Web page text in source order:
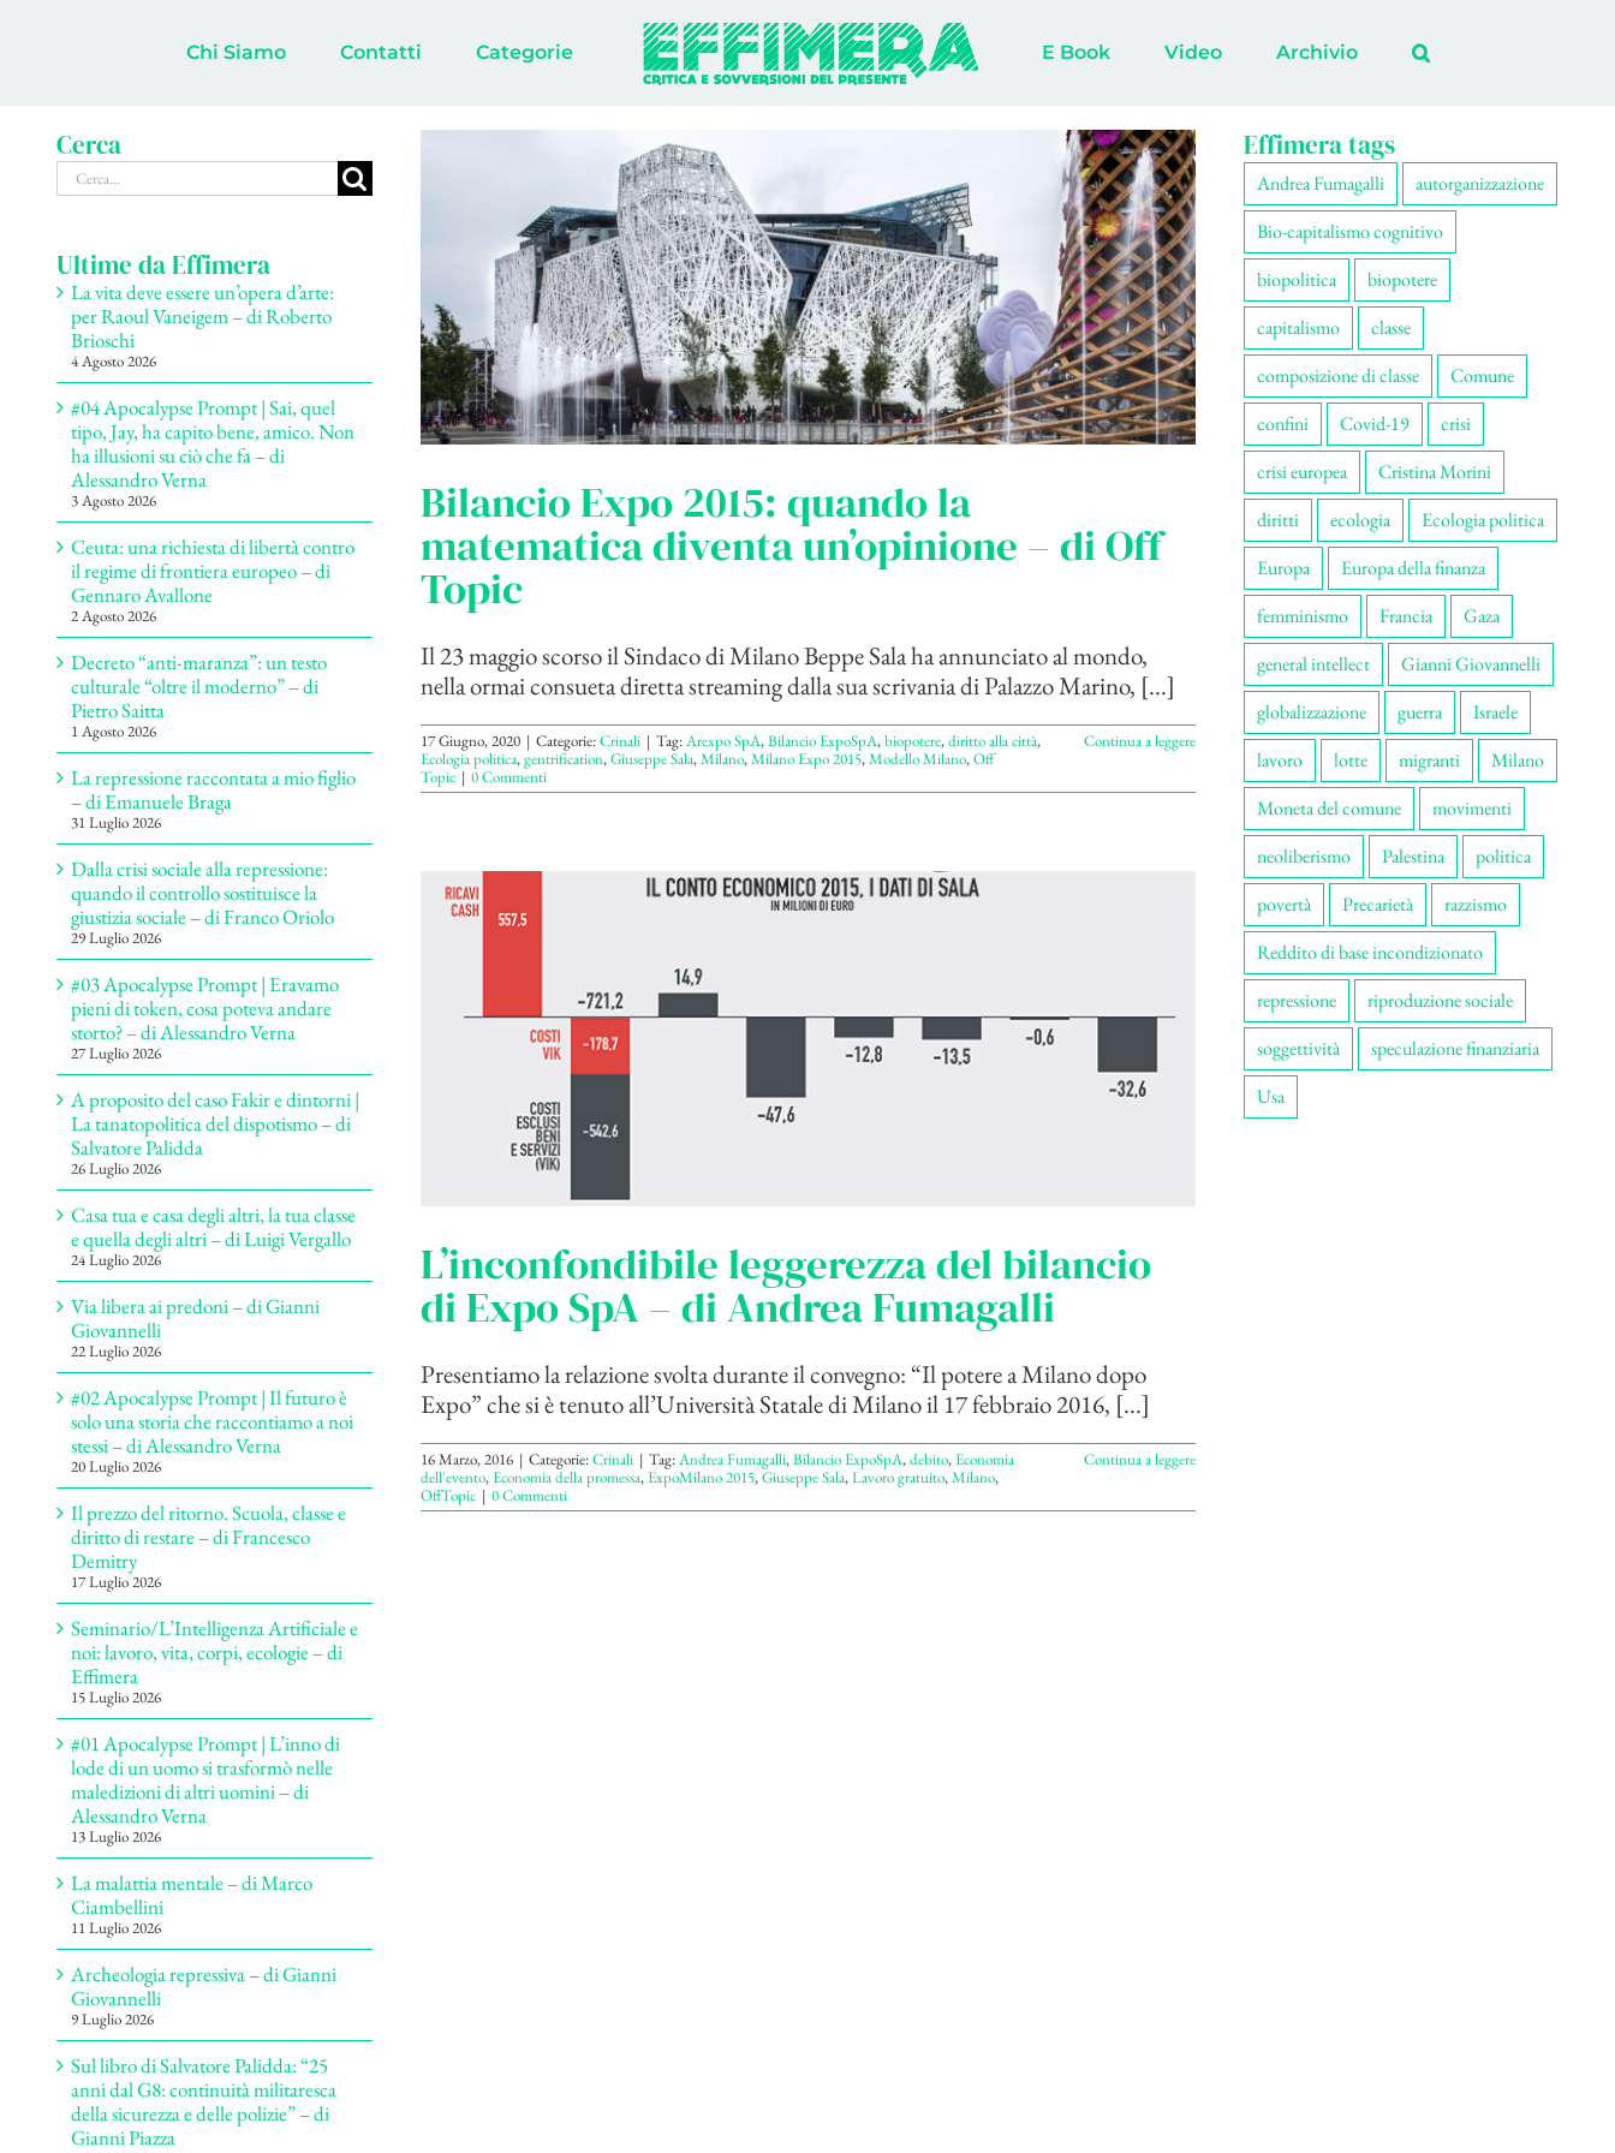
Chi Siamo Contatti Categorie E Book Video Archivio
Bilancio Expo 2015: quando la
matematica diventa un’opinione – di Off
Topic
Il 23 maggio scorso il Sindaco di Milano Beppe Sala ha annunciato al mondo,
nella ormai consueta diretta streaming dalla sua scrivania di Palazzo Marino, [...]
17 Giugno, 2020 | Categorie:Crinali | Tag:Arexpo SpA,Bilancio ExpoSpA,biopotere,diritto alla città,
Ecologia politica,gentrification,Giuseppe Sala,Milano,Milano Expo 2015,Modello Milano,Off
Topic | 0 Commenti
Continua a leggere
L’inconfondibile leggerezza del bilancio
di Expo SpA – di Andrea Fumagalli
Presentiamo la relazione svolta durante il convegno: “Il potere a Milano dopo
Expo” che si è tenuto all’Università Statale di Milano il 17 febbraio 2016, [...]
16 Marzo, 2016 | Categorie:Crinali | Tag:Andrea Fumagalli,Bilancio ExpoSpA,debito,Economia
dell'evento,Economia della promessa,ExpoMilano 2015,Giuseppe Sala,Lavoro gratuito,Milano,
OffTopic | 0 Commenti
Continua a leggere
Cerca
Cerca
per:
Ultime da Effimera
La vita deve essere un’opera d’arte:
per Raoul Vaneigem – di Roberto
Brioschi
4 Agosto 2026
#04 Apocalypse Prompt | Sai, quel
tipo, Jay, ha capito bene, amico. Non
ha illusioni su ciò che fa – di
Alessandro Verna
3 Agosto 2026
Ceuta: una richiesta di libertà contro
il regime di frontiera europeo – di
Gennaro Avallone
2 Agosto 2026
Decreto “anti-maranza”: un testo
culturale “oltre il moderno” – di
Pietro Saitta
1 Agosto 2026
La repressione raccontata a mio figlio
– di Emanuele Braga
31 Luglio 2026
Dalla crisi sociale alla repressione:
quando il controllo sostituisce la
giustizia sociale – di Franco Oriolo
29 Luglio 2026
#03 Apocalypse Prompt | Eravamo
pieni di token, cosa poteva andare
storto? – di Alessandro Verna
27 Luglio 2026
A proposito del caso Fakir e dintorni |
La tanatopolitica del dispotismo – di
Salvatore Palidda
26 Luglio 2026
Casa tua e casa degli altri, la tua classe
e quella degli altri – di Luigi Vergallo
24 Luglio 2026
Via libera ai predoni – di Gianni
Giovannelli
22 Luglio 2026
#02 Apocalypse Prompt | Il futuro è
solo una storia che raccontiamo a noi
stessi – di Alessandro Verna
20 Luglio 2026
Il prezzo del ritorno. Scuola, classe e
diritto di restare – di Francesco
Demitry
17 Luglio 2026
Seminario/L’Intelligenza Artificiale e
noi: lavoro, vita, corpi, ecologie – di
Effimera
15 Luglio 2026
#01 Apocalypse Prompt | L’inno di
lode di un uomo si trasformò nelle
maledizioni di altri uomini – di
Alessandro Verna
13 Luglio 2026
La malattia mentale – di Marco
Ciambellini
11 Luglio 2026
Archeologia repressiva – di Gianni
Giovannelli
9 Luglio 2026
Sul libro di Salvatore Palidda: “25
anni dal G8: continuità militaresca
della sicurezza e delle polizie” – di
Gianni Piazza
Effimera tags
Andrea Fumagalli
autorganizzazione
Bio-capitalismo cognitivo
biopolitica
biopotere
capitalismo
classe
composizione di classe
Comune
confini
Covid-19
crisi
crisi europea
Cristina Morini
diritti
ecologia
Ecologia politica
Europa
Europa della finanza
femminismo
Francia
Gaza
general intellect
Gianni Giovannelli
globalizzazione
guerra
Israele
lavoro
lotte migranti
Milano
Moneta del comune
movimenti
neoliberismo
Palestina
politica
povertà
Precarietà
razzismo
Reddito di base incondizionato
repressione
riproduzione sociale
soggettività
speculazione finanziaria
Usa